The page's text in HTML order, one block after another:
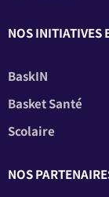
NOS INITIATIVES
BaskIN
Basket Santé
Scolaire
NOS